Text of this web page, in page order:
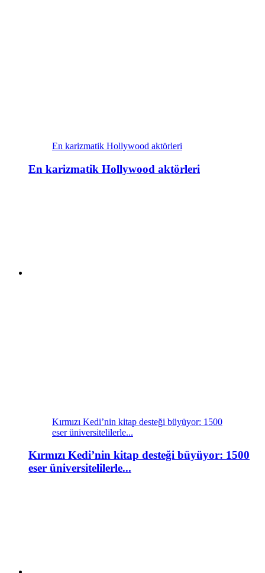
En karizmatik Hollywood aktörleri
En karizmatik Hollywood aktörleri
Kırmızı Kedi’nin kitap desteği büyüyor: 1500
eser üniversitelilerle...
Kırmızı Kedi’nin kitap desteği büyüyor: 1500
eser üniversitelilerle...